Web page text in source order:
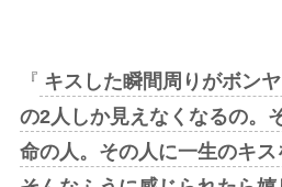
『 キスした瞬間周りがボン
の2人しか見えなくなるの。
命の人。その人に一生のキ